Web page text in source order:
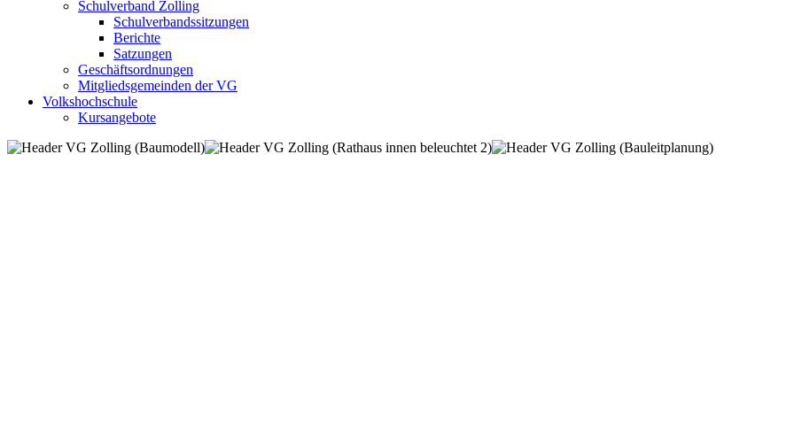
Schulverband Zolling
Schulverbandssitzungen
Berichte
Satzungen
Geschäftsordnungen
Mitgliedsgemeinden der VG
Volkshochschule
Kursangebote